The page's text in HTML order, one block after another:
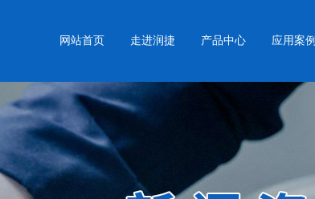
网站首页 走进润捷 产品中心 应用案例